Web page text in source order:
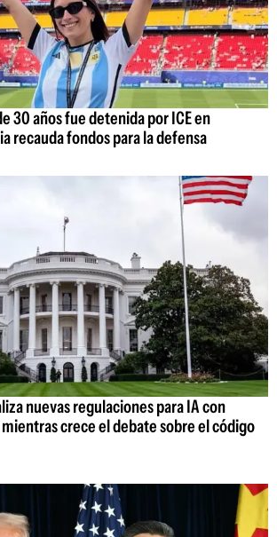
30 años fue detenida por ICE en
recauda fondos para la defensa
nuevas regulaciones para IA con
crece el debate sobre el código